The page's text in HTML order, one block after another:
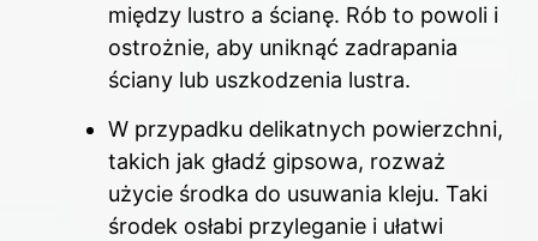
między lustro a ścianę. Rób to powoli i
ostrożnie, aby uniknąć zadrapania
ściany lub uszkodzenia lustra.
W przypadku delikatnych powierzchni,
takich jak gładź gipsowa, rozważ
użycie środka do usuwania kleju. Taki
środek osłabi przyleganie i ułatwi